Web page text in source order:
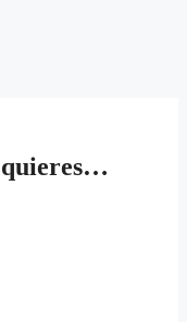
quieres…